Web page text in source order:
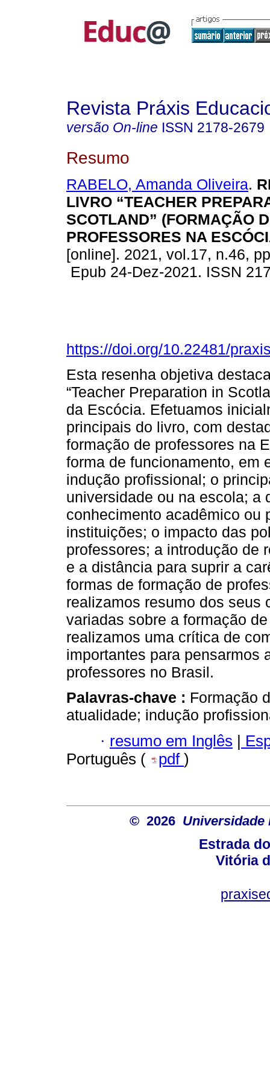
Revista Práxis
versão On-line ISSN 2178-2679
Resumo
RABELO, Amanda Oliveira.
LIVRO “TEACHER
SCOTLAND” (FORMAÇÃO
PROFESSORES NA
[online]. 2021, vol.17, n.46,
Epub 24-Dez-2021. ISSN
https://doi.org/10.22481/
Esta resenha objetiva
“Teacher Preparation in
da Escócia. Efetuamos
principais do livro, com
formação de professores na
forma de funcionamento, em
indução profissional; o
universidade ou na escola; a
conhecimento acadêmico ou
instituições; o impacto das
professores; a introdução de
e a distância para suprir a
formas de formação de
realizamos resumo dos seus
variadas sobre a formação
realizamos uma crítica de
importantes para pensarmos
professores no Brasil.
Palavras-chave : Formação
atualidade; indução
· resumo em Inglês |
Português (
pdf )
© 2026 Universidade
Estrada
Vitória